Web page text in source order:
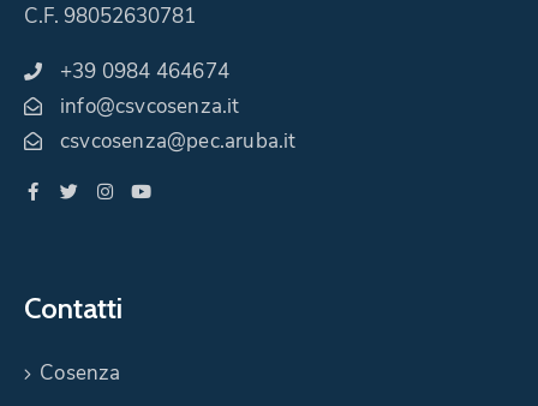
C.F. 98052630781
+39 0984 464674
info@csvcosenza.it
csvcosenza@pec.aruba.it
Contatti
Cosenza